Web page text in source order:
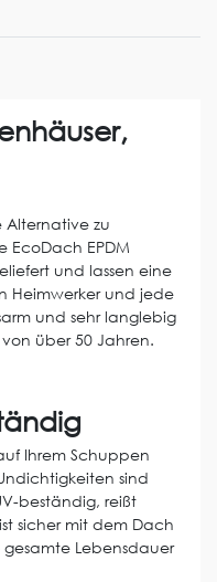
Alternative zu
EcoDach EPDM
und lassen eine
Heimwerker und jede
und sehr langlebig
über 50 Jahren.
Ihrem Schuppen
sind
beständig, reißt
sicher mit dem Dach
Lebensdauer